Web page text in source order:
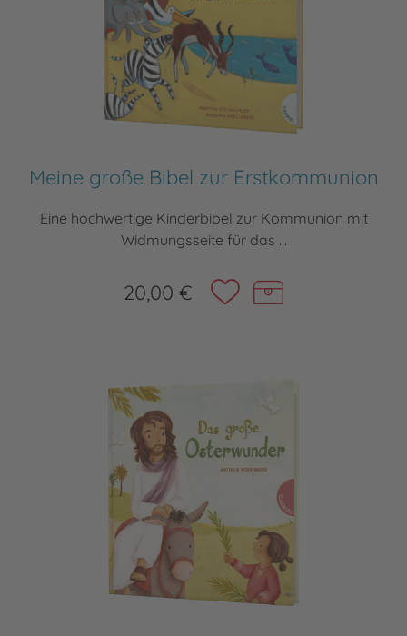
Meine große Bibel zur Erstkommunion
Eine hochwertige Kinderbibel zur Kommunion mit
Widmungsseite für das ...
20,00 €